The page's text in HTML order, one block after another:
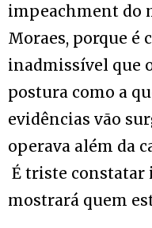
impeachment do
Moraes, porque é
inadmissível que
postura como a
evidências vão
operava além da
É triste constatar
mostrará quem